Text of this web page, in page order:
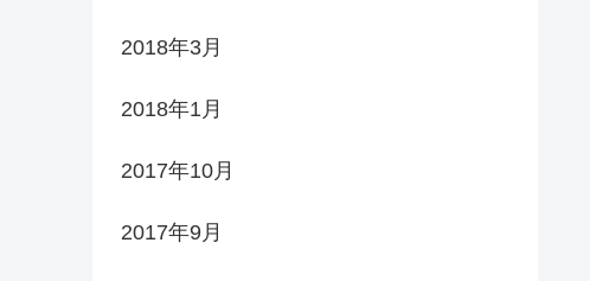
2018年3月
2018年1月
2017年10月
2017年9月